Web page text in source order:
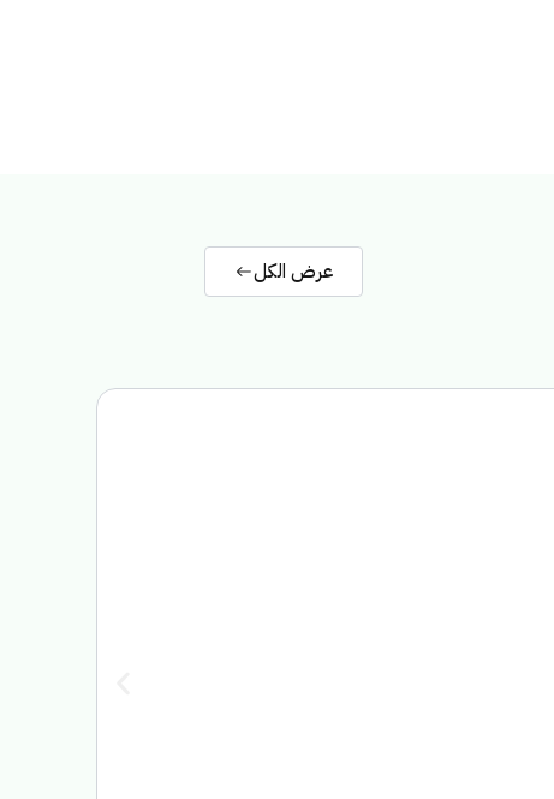
عرض الكل